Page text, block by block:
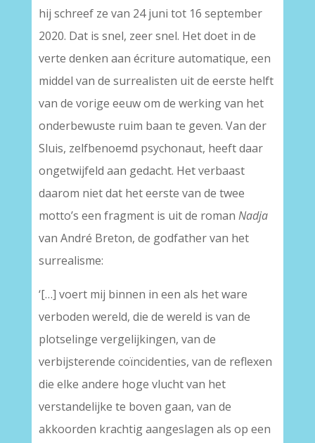
hij schreef ze van 24 juni tot 16 september
2020. Dat is snel, zeer snel. Het doet in de
verte denken aan écriture automatique, een
middel van de surrealisten uit de eerste helft
van de vorige eeuw om de werking van het
onderbewuste ruim baan te geven. Van der
Sluis, zelfbenoemd psychonaut, heeft daar
ongetwijfeld aan gedacht. Het verbaast
daarom niet dat het eerste van de twee
motto’s een fragment is uit de roman Nadja
van André Breton, de godfather van het
surrealisme:
‘[…] voert mij binnen in een als het ware
verboden wereld, die de wereld is van de
plotselinge vergelijkingen, van de
verbijsterende coïncidenties, van de reflexen
die elke andere hoge vlucht van het
verstandelijke te boven gaan, van de
akkoorden krachtig aangeslagen als op een